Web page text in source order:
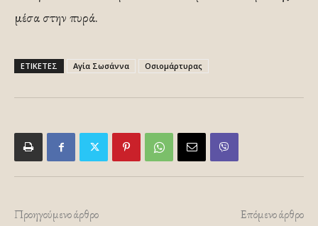
μέσα στην πυρά.
ΕΤΙΚΕΤΕΣ Αγία Σωσάννα Οσιομάρτυρας
Προηγούμενο άρθρο Επόμενο άρθρο